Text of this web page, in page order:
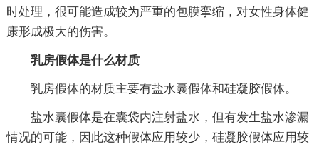
时处理，很可能造成较为严重的包膜挛缩，对女性身体健
康形成极大的伤害。
乳房假体是什么材质
乳房假体的材质主要有盐水囊假体和硅凝胶假体。
盐水囊假体是在囊袋内注射盐水，但有发生盐水渗漏
情况的可能，因此这种假体应用较少，硅凝胶假体应用较